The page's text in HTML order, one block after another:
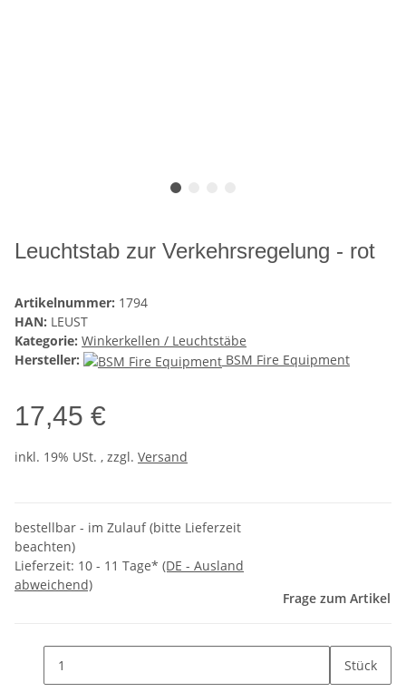
Leuchtstab zur Verkehrsregelung - rot
Artikelnummer: 1794
HAN: LEUST
Kategorie: Winkerkellen / Leuchtstäbe
Hersteller:
BSM Fire Equipment
17,45 €
inkl. 19% USt. , zzgl. Versand
bestellbar - im Zulauf (bitte Lieferzeit
beachten)
Lieferzeit: 10 - 11 Tage* (DE - Ausland
abweichend)
Frage zum Artikel
Stück